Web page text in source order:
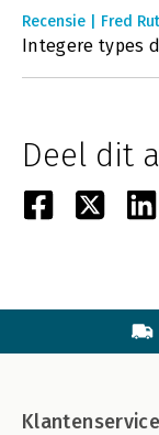
Recensie | Fred
Integere types
Deel dit
Klantenservice